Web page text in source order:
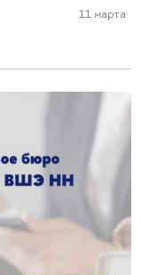
11 марта